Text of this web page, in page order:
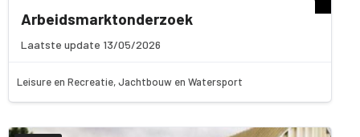
Arbeidsmarktonderzoek
Laatste update 13/05/2026
Leisure en Recreatie, Jachtbouw en Watersport